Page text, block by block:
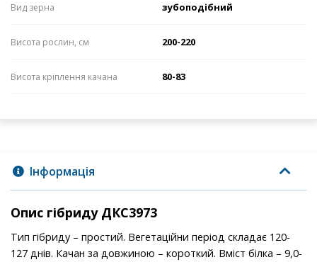
Вид зерна зубоподібний
Висота рослин, см 200-220
Висота кріплення качана 80-83
Інформація
Опис гібриду ДКС3973
Тип гібриду – простий. Вегетаційни період складає 120-
127 днів. Качан за довжиною – короткий. Вміст білка – 9,0-